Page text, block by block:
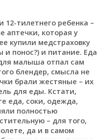
12-тилетнего ребенка –
аптечки, которая у
купили медстраховку
и понос?) и питание. Еда
малыша отпал сам
блендер, смысла не
брали жестяные – их
для еды. Кстати,
еда, соки, одежда,
полностью
– для того,
да и в самом